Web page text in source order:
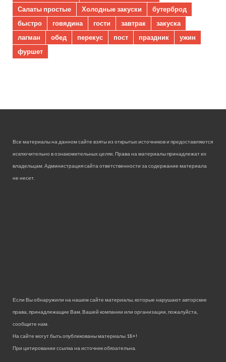
Салаты простые
Холодные закуски
бутерброд
быстро
говядина гости завтрак
закуска
лагман
обед перекус пост праздник
ужин
фуршет
Все материалы на данном сайте взяты из открытых источников и предоставляются
исключительно в ознакомительных целях. Права на материалы принадлежат их
владельцам. Администрация сайта ответственности за содержание материала
не несет.
Если Вы обнаружили на нашем сайте материалы, которые нарушают авторские
права, принадлежащие Вам, Вашей компании или организации, пожалуйста,
сообщите нам.
На сайте могут быть опубликованы материалы 18+!
При цитировании ссылка на источник обязательна.